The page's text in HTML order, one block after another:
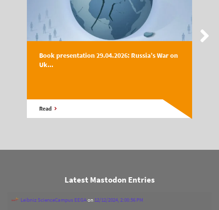
Book presentation 29.04.2026: Russia’s War on
Uk...
Read
Latest Mastodon Entries
Leibniz ScienceCampus EEGAon 12/12/2024, 2:00:56 PM